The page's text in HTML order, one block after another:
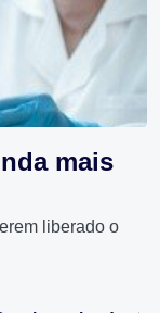
mais
liberado o